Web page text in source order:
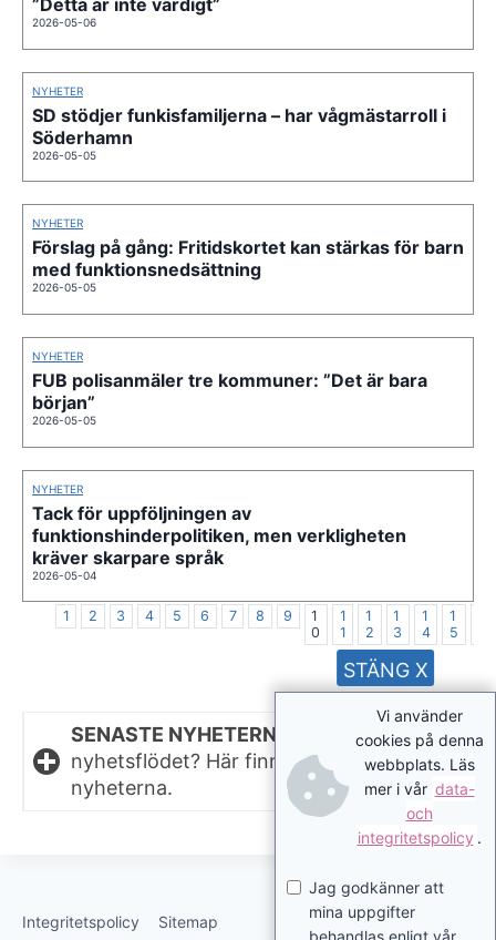
”Detta är inte värdigt”
2026-05-06
NYHETER
SD stödjer funkisfamiljerna – har vågmästarroll i
Söderhamn
2026-05-05
NYHETER
Förslag på gång: Fritidskortet kan stärkas för barn
med funktionsnedsättning
2026-05-05
NYHETER
FUB polisanmäler tre kommuner: ”Det är bara
början”
2026-05-05
NYHETER
Tack för uppföljningen av
funktionshinderpolitiken, men verkligheten
kräver skarpare språk
2026-05-04
1 2 3 4 5 6 7 8 9
1
0
1
1
1
2
1
3
1
4
1
5
SENASTE NYHETERNA.
Missat något i
nyhetsflödet? Här finns de senaste
nyheterna.
Integritetspolicy Sitemap
Vi använder
cookies på denna
webbplats. Läs
mer i vår data-
och
integritetspolicy .
Jag godkänner att
mina uppgifter
behandlas enligt vår
STÄNG X